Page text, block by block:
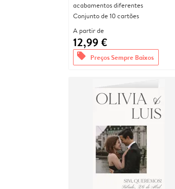
acabamentos diferentes
Conjunto de 10 cartões
A partir de
12,99 €
offers Preços Sempre Baixos